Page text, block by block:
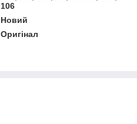
106
Новий
Оригінал